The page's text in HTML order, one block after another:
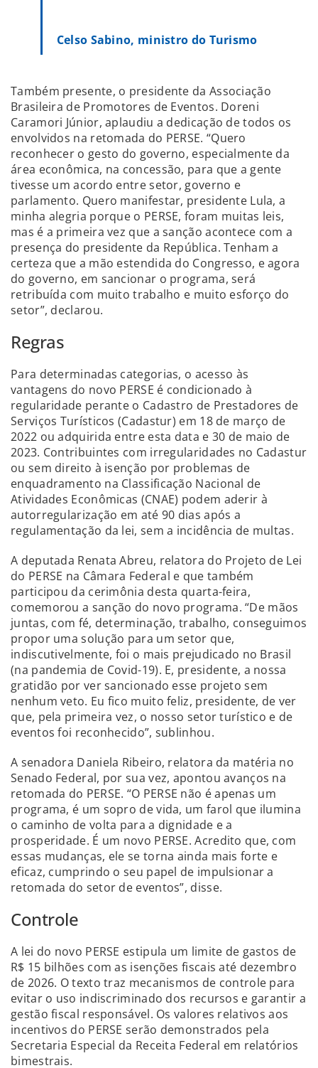
Celso Sabino, ministro do Turismo
Também presente, o presidente da Associação
Brasileira de Promotores de Eventos. Doreni
Caramori Júnior, aplaudiu a dedicação de todos os
envolvidos na retomada do PERSE. “Quero
reconhecer o gesto do governo, especialmente da
área econômica, na concessão, para que a gente
tivesse um acordo entre setor, governo e
parlamento. Quero manifestar, presidente Lula, a
minha alegria porque o PERSE, foram muitas leis,
mas é a primeira vez que a sanção acontece com a
presença do presidente da República. Tenham a
certeza que a mão estendida do Congresso, e agora
do governo, em sancionar o programa, será
retribuída com muito trabalho e muito esforço do
setor”, declarou.
Regras
Para determinadas categorias, o acesso às
vantagens do novo PERSE é condicionado à
regularidade perante o Cadastro de Prestadores de
Serviços Turísticos (Cadastur) em 18 de março de
2022 ou adquirida entre esta data e 30 de maio de
2023. Contribuintes com irregularidades no Cadastur
ou sem direito à isenção por problemas de
enquadramento na Classificação Nacional de
Atividades Econômicas (CNAE) podem aderir à
autorregularização em até 90 dias após a
regulamentação da lei, sem a incidência de multas.
A deputada Renata Abreu, relatora do Projeto de Lei
do PERSE na Câmara Federal e que também
participou da cerimônia desta quarta-feira,
comemorou a sanção do novo programa. “De mãos
juntas, com fé, determinação, trabalho, conseguimos
propor uma solução para um setor que,
indiscutivelmente, foi o mais prejudicado no Brasil
(na pandemia de Covid-19). E, presidente, a nossa
gratidão por ver sancionado esse projeto sem
nenhum veto. Eu fico muito feliz, presidente, de ver
que, pela primeira vez, o nosso setor turístico e de
eventos foi reconhecido”, sublinhou.
A senadora Daniela Ribeiro, relatora da matéria no
Senado Federal, por sua vez, apontou avanços na
retomada do PERSE. “O PERSE não é apenas um
programa, é um sopro de vida, um farol que ilumina
o caminho de volta para a dignidade e a
prosperidade. É um novo PERSE. Acredito que, com
essas mudanças, ele se torna ainda mais forte e
eficaz, cumprindo o seu papel de impulsionar a
retomada do setor de eventos”, disse.
Controle
A lei do novo PERSE estipula um limite de gastos de
R$ 15 bilhões com as isenções fiscais até dezembro
de 2026. O texto traz mecanismos de controle para
evitar o uso indiscriminado dos recursos e garantir a
gestão fiscal responsável. Os valores relativos aos
incentivos do PERSE serão demonstrados pela
Secretaria Especial da Receita Federal em relatórios
bimestrais.